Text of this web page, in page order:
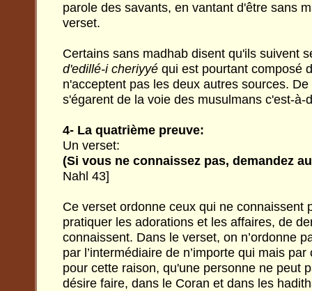
parole des savants, en vantant d'être sans
verset.
Certains sans madhab disent qu'ils suivent
d'edillé-i cheriyyé qui est pourtant composé
n'acceptent pas les deux autres sources.
s'égarent de la voie des musulmans c'est-à-
4- La quatrième preuve:
Un verset:
(Si vous ne connaissez pas, demandez
Nahl 43]
Ce verset ordonne ceux qui ne connaissent
pratiquer les adorations et les affaires, de
connaissent. Dans le verset, on n’ordonne
par l’intermédiaire de n’importe qui mais
pour cette raison, qu'une personne ne peut
désire faire, dans le Coran et dans les